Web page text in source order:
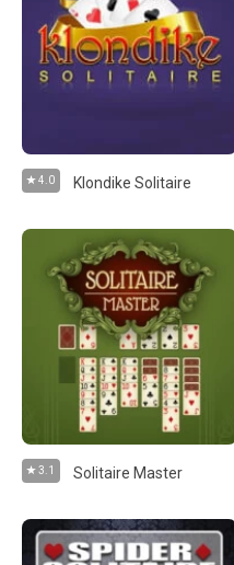
4.0 Klondike Solitaire
3.1 Solitaire Master